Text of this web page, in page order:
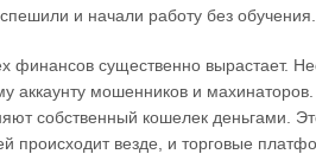
и начали работу без обучения.
финансов существенно вырастает.
аккаунту мошенников и
собственный кошелек деньгами.
происходит везде, и торговые